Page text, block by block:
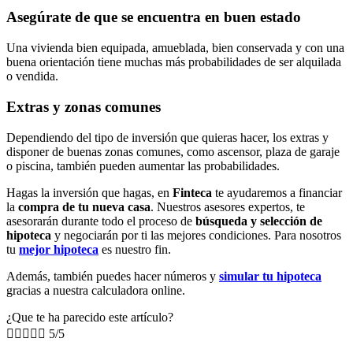
Asegúrate de que se encuentra en buen estado
Una vivienda bien equipada, amueblada, bien conservada y con una
buena orientación tiene muchas más probabilidades de ser alquilada
o vendida.
Extras y zonas comunes
Dependiendo del tipo de inversión que quieras hacer, los extras y
disponer de buenas zonas comunes, como ascensor, plaza de garaje
o piscina, también pueden aumentar las probabilidades.
Hagas la inversión que hagas, en Finteca te ayudaremos a financiar
la compra de tu nueva casa. Nuestros asesores expertos, te
asesorarán durante todo el proceso de búsqueda y selección de
hipoteca y negociarán por ti las mejores condiciones. Para nosotros
tu mejor hipoteca es nuestro fin.
Además, también puedes hacer números y simular tu hipoteca
gracias a nuestra calculadora online.
¿Que te ha parecido este artículo?
     5/5